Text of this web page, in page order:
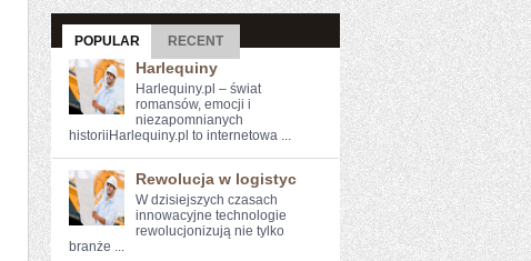
POPULAR RECENT
Harlequiny
Harlequiny.pl – świat
romansów, emocji i
niezapomnianych
historiiHarlequiny.pl to internetowa ...
Rewolucja w logistyc
W dzisiejszych czasach
innowacyjne technologie⁢
rewolucjonizują ⁢nie tylko‍
branże‌ ...